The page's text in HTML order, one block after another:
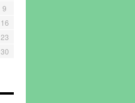
9
16
23
30